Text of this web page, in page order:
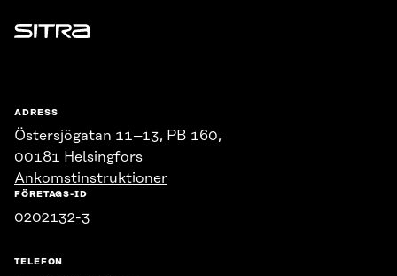
Sitra
ADRESS
Östersjögatan 11–13, PB 160,
00181 Helsingfors
Ankomstinstruktioner
FÖRETAGS-ID
0202132-3
TELEFON